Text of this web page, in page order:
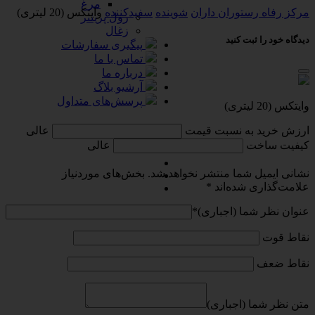
مرغ
رول پرینتر
زغال
پیگیری سفارشات
تماس با ما
درباره ما
آرشیو بلاگ
پرسش‌های متداول
مرکز رفاه رستوران داران شوینده سفیدکننده وایتکس (20 لیتری)
دیدگاه خود را ثبت کنید
وایتکس (20 لیتری)
ارزش خرید به نسبت قیمت
عالی
کیفیت ساخت
عالی
نشانی ایمیل شما منتشر نخواهد شد. بخش‌های موردنیاز
علامت‌گذاری شده‌اند *
عنوان نظر شما (اجباری)*
نقاط قوت
نقاط ضعف
متن نظر شما (اجباری)